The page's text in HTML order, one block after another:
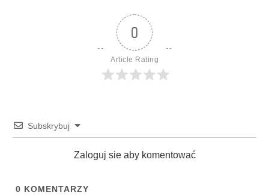
0
Article Rating
Subskrybuj
Zaloguj sie aby komentować
0 KOMENTARZY